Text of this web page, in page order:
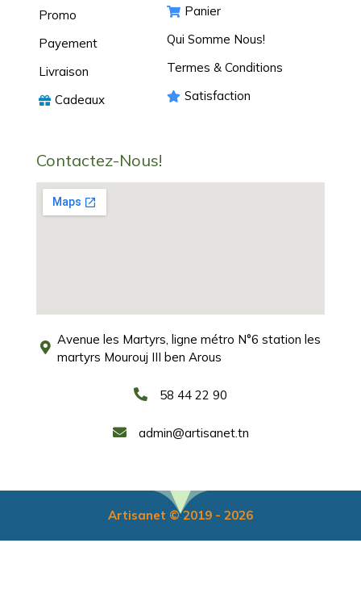
Promo
Payement
Livraison
Cadeaux
Panier
Qui Somme Nous!
Termes & Conditions
Satisfaction
Contactez-Nous!
Avenue les Martyrs, ligne métro N°6 station les
martyrs Mourouj III ben Arous
58 44 22 90
admin@artisanet.tn
Artisanet © 2019 - 2026